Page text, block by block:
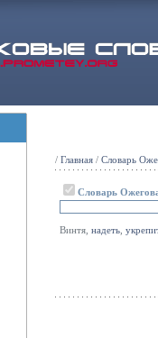
/ Главная / Словарь
Словарь
Винтя, надеть